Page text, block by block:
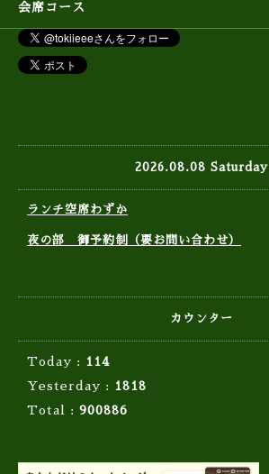
会席コース
2026.08.08 Saturday
ランチ空席わずか
夜の部 御予約制（要お問い合わせ）
カウンター
Today :
114
Yesterday :
1818
Total : 900886